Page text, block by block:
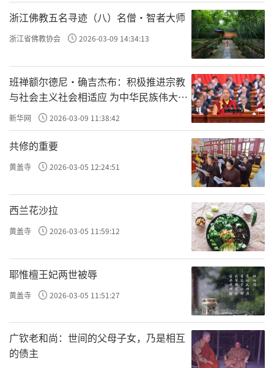
建筑是时代的标志，应该是政府行为，而
不应该仅仅是寺院自身的责任和行为。体现着
时代的精神和气质，留住建筑本身就是留住了
历史，留住了人类文明。2016年9月29日，中国
首次评选百年经典建筑遗产。它标志着这个建
筑已经被作为人类的文化遗产而将得到永久保
护和保存，之后的一举一动都是要受到文物法
保护的。在评选出的百年经典建筑遗产作品
中，寺院建筑仅有鉴真纪念堂。因此，祖庭建
筑要进入经典的行列路途还很遥远。祖庭建筑
的规划与建造，应该得到广泛的关注，尤其应
星云大师在建造寺院的时候就充分考虑了
寺院建筑风格的连续性和标志性、品牌性效
应，无论走到哪里都知道这座寺院是佛光山的
建筑。这点也是值得我们祖庭建设者们借鉴
的。
浙江佛教五名寻迹（八）名僧·智者大师
浙江省佛教协会 2026-03-09 14:34:13
班禅额尔德尼·确吉杰布：积极推进宗教
与社会主义社会相适应 为中华民族伟大复
兴贡献力量
新华网 2026-03-09 11:38:42
共修的重要
黄盖寺 2026-03-05 12:24:51
西兰花沙拉
黄盖寺 2026-03-05 11:59:12
耶惟檀王妃两世被辱
黄盖寺 2026-03-05 11:51:27
广钦老和尚：世间的父母子女，乃是相互
的债主